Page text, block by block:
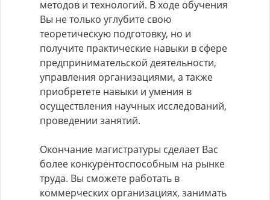
методов и технологий. В ходе обучения
Вы не только углубите свою
теоретическую подготовку, но и
получите практические навыки в сфере
предпринимательской деятельности,
управления организациями, а также
приобретете навыки и умения в
осуществления научных исследований,
проведении занятий.
Окончание магистратуры сделает Вас
более конкурентоспособным на рынке
труда. Вы сможете работать в
коммерческих организациях, занимать